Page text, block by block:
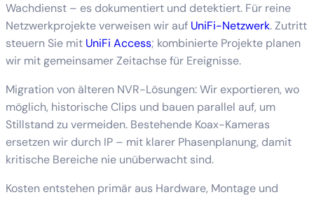
Wachdienst – es dokumentiert und detektiert. Für reine
Netzwerkprojekte verweisen wir auf UniFi-Netzwerk. Zutritt
steuern Sie mit UniFi Access; kombinierte Projekte planen
wir mit gemeinsamer Zeitachse für Ereignisse.
Migration von älteren NVR-Lösungen: Wir exportieren, wo
möglich, historische Clips und bauen parallel auf, um
Stillstand zu vermeiden. Bestehende Koax-Kameras
ersetzen wir durch IP – mit klarer Phasenplanung, damit
kritische Bereiche nie unüberwacht sind.
Kosten entstehen primär aus Hardware, Montage und